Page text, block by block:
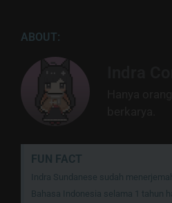
ABOUT:
FUN FACT
Indra Sundanese sudah
Bahasa Indonesia selama 1 tahun